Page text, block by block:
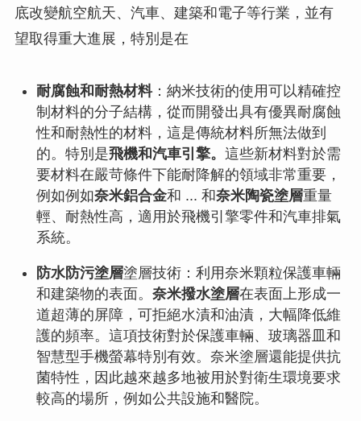
底改變航空航天、汽車、建築和電子等行業，並有
望取得重大進展，特別是在
耐腐蝕和耐熱材料：納米技術的使用可以精確控
制材料的分子結構，從而開發出具有優異耐腐蝕
性和耐熱性的材料，這是傳統材料所無法做到
的。特別是飛機和汽車引擎。 這些新材料對於需
要材料在嚴苛條件下能耐降解的領域非常重要，
例如例如奈米鋁合金和 ... 和奈米陶瓷塗層重量
輕、耐熱性高，適用於飛機引擎零件和汽車排氣
系統。
防水防污塗層塗層技術：利用奈米顆粒保護車輛
和建築物的表面。 奈米撥水塗層在表面上形成一
道超薄的屏障，可拒絕水漬和油漬，大幅降低維
護的頻率。這項技術對於保護車輛、玻璃器皿和
智慧型手機螢幕特別有效。奈米塗層還能提供抗
菌特性，因此越來越多地被用於對衛生環境要求
較高的場所，例如公共設施和醫院。